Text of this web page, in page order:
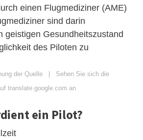
einen Flugmediziner (AME)
sind darin
geistigen Gesundheitszustand
des Piloten zu
der Quelle | Sehen Sie sich die
translate.google.com an
ein Pilot?